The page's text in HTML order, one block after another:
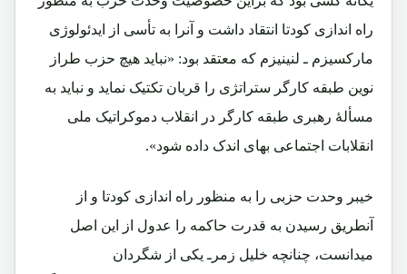
راه اندازی کودتا انتقاد داشت و آنرا به تأسی از ایدئولوژی
مارکسیزم ـ لنینیزم که معتقد بود: «نباید هیچ حزب طراز
نوین طبقه کارگر ستراتژی را قربان تکتیک نماید و نباید به
مسألۀ رهبری طبقه کارگر در انقلاب دموکراتیک ملی
انقلابات اجتماعی بهای اندک داده شود».
خیبر وحدت حزبی را به منظور راه اندازی کودتا و از
آنطریق رسیدن به قدرت حاکمه را عدول از این اصل
میدانست، چنانچه خلیل زمرـ یکی از شگردان